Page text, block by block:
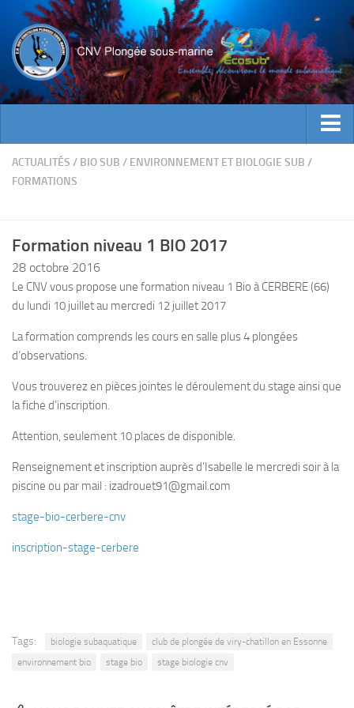
ACTUALITES
EVENEMENTS
Bienvenue
Contacts
Documents utiles
Historique
ECOLE DE PLONGEE
Formations
Plongeur N1
Moniteur Fédéral
Organisation
ACTUALITÉS / BIO SUB / ENVIRONNEMENT ET BIOLOGIE SUB /
FORMATIONS
Formation niveau 1 BIO 2017
28 octobre 2016
Le CNV vous propose une formation niveau 1 Bio à CERBERE (66)
du lundi 10 juillet au mercredi 12 juillet 2017
La formation comprends les cours en salle plus 4 plongées
d’observations.
Vous trouverez en pièces jointes le déroulement du stage ainsi que
la fiche d’inscription.
Attention, seulement 10 places de disponible.
Renseignement et inscription auprès d’Isabelle le mercredi soir à la
piscine ou par mail : izadrouet91@gmail.com
stage-bio-cerbere-cnv
inscription-stage-cerbere
Tags: biologie subaquatique
club de plongée de viry-chatillon en Essonne
environnement bio
stage bio stage biologie cnv